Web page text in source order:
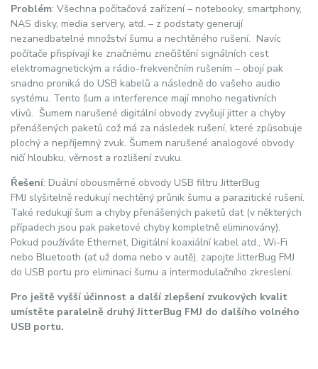
Problém: Všechna počítačová zařízení – notebooky, smartphony,
NAS disky, media servery, atd. – z podstaty generují
nezanedbatelné množství šumu a nechtěného rušení. Navíc
počítače přispívají ke značnému znečištění signálních cest
elektromagnetickým a rádio-frekvenčním rušením – obojí pak
snadno proniká do USB kabelů a následně do vašeho audio
systému. Tento šum a interference mají mnoho negativních
vlivů. Šumem narušené digitální obvody zvyšují jitter a chyby
přenášených paketů což má za následek rušení, které způsobuje
plochý a nepříjemný zvuk. Šumem narušené analogové obvody
ničí hloubku, věrnost a rozlišení zvuku.
Řešení: Duální obousměrné obvody USB filtru JitterBug
FMJ slyšitelně redukují nechtěný průnik šumu a parazitické rušení.
Také redukují šum a chyby přenášených paketů dat (v některých
případech jsou pak paketové chyby kompletně eliminovány).
Pokud používáte Ethernet, Digitální koaxiální kabel atd., Wi-Fi
nebo Bluetooth (ať už doma nebo v autě), zapojte JitterBug FMJ
do USB portu pro eliminaci šumu a intermodulačního zkreslení.
Pro ještě vyšší účinnost a další zlepšení zvukových kvalit
umístěte paralelně druhý JitterBug FMJ do dalšího volného
USB portu.